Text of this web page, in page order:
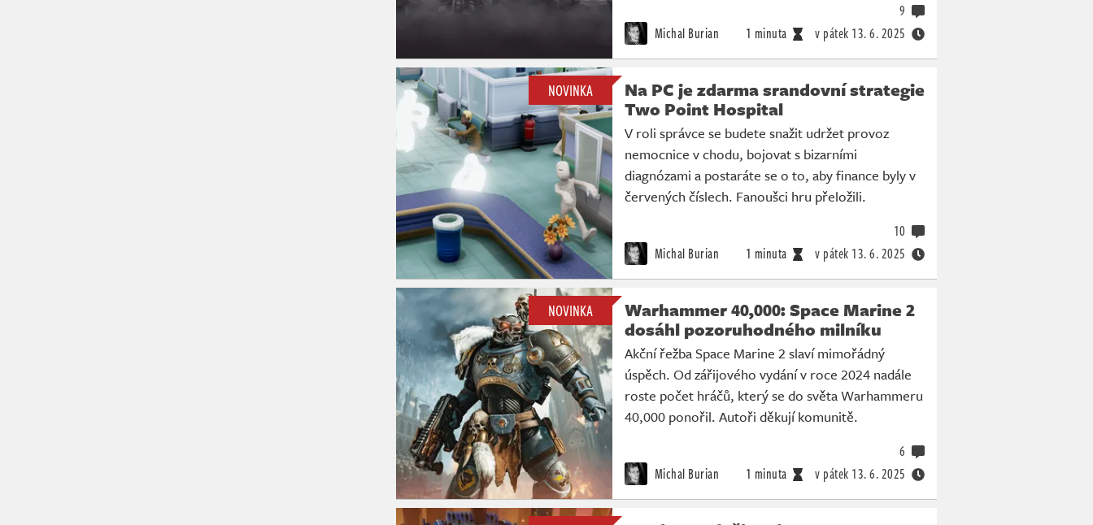
Michal Burian 1 minuta v pátek 13. 6. 2025
9
NOVINKA
Na PC je zdarma srandovní strategie
Two Point Hospital
V roli správce se budete snažit udržet provoz
nemocnice v chodu, bojovat s bizarními
diagnózami a postaráte se o to, aby finance byly v
červených číslech. Fanoušci hru přeložili.
Michal Burian 1 minuta v pátek 13. 6. 2025
10
NOVINKA
Warhammer 40,000: Space Marine 2
dosáhl pozoruhodného milníku
Akční řežba Space Marine 2 slaví mimořádný
úspěch. Od zářijového vydání v roce 2024 nadále
roste počet hráčů, který se do světa Warhammeru
40,000 ponořil. Autoři děkují komunitě.
Michal Burian 1 minuta v pátek 13. 6. 2025
6